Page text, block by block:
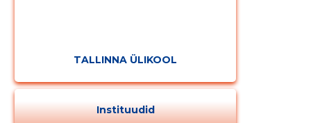
TALLINNA ÜLIKOOL
Instituudid